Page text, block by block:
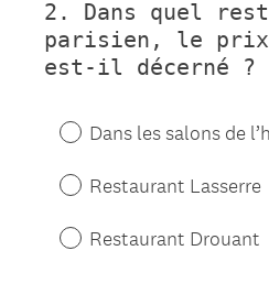
Question
Title
2 .
Dans quel
parisien, le prix
est-il décerné ?
Dans les salons de
Restaurant Lasserre
Restaurant Drouant